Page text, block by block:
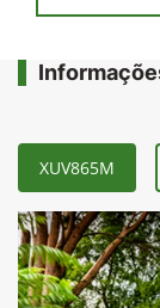
XUV865M